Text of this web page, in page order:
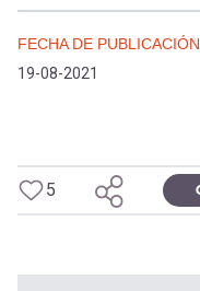
FECHA DE PUBLICACIÓN
19-08-2021
5